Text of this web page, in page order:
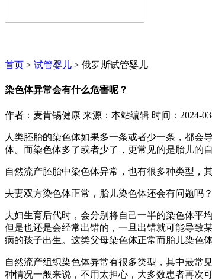
首页 > 试管婴儿 > 俄罗斯试管婴儿
染色体异常会有什么危害呢？
作者：麦肯锡健康 来源：本站编辑 时间：2024-
人类胚胎的染色体如果多一条或者少一条，都会
体。而染色体多了或者少了，更常见的是胎儿的
自然流产胚胎中染色体异常，也有很多种类型，
夫妻双方染色体正常，胎儿染色体还会有问题吗？
夫妇生育后代时，会分别将自己一半的染色体平
但是也还是会经常出错的，一旦出错就可能导致
病的孩子出生。这类父母染色体正常而胎儿染色
自然流产组织染色体异常有很多类型，其中最常
种情况一般来说，不用太担心，大多数患者再次